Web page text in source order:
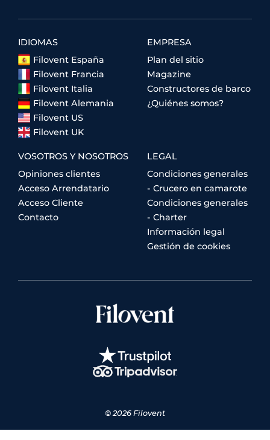
IDIOMAS
Filovent España
Filovent Francia
Filovent Italia
Filovent Alemania
Filovent US
Filovent UK
EMPRESA
Plan del sitio
Magazine
Constructores de barco
¿Quiénes somos?
VOSOTROS Y NOSOTROS
Opiniones clientes
Acceso Arrendatario
Acceso Cliente
Contacto
LEGAL
Condiciones generales
- Crucero en camarote
Condiciones generales
- Charter
Información legal
Gestión de cookies
© 2026 Filovent